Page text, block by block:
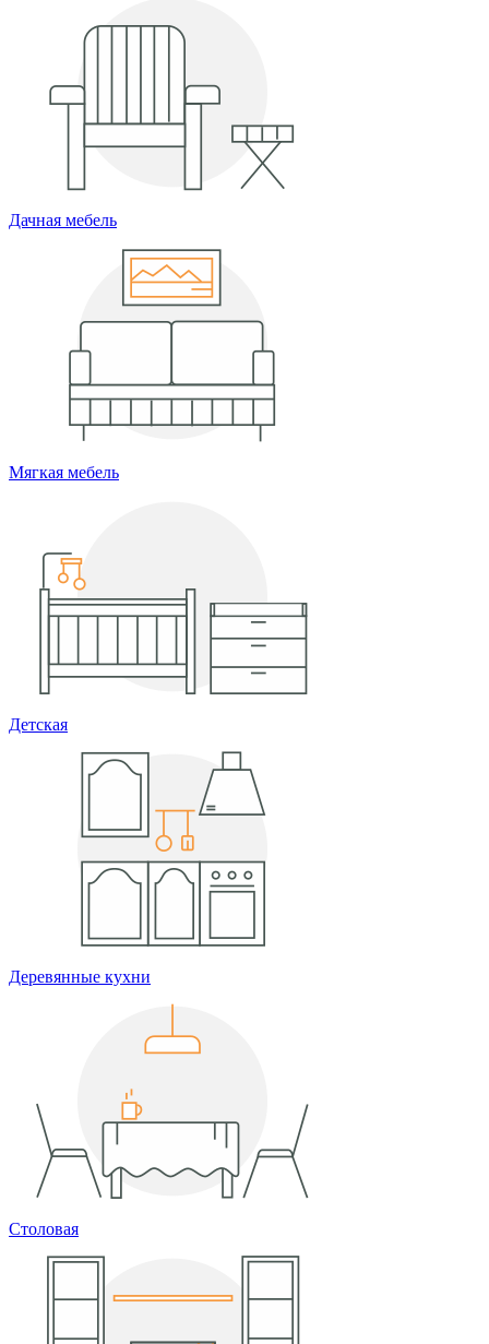
Дачная мебель
Мягкая мебель
Детская
Деревянные кухни
Столовая